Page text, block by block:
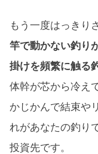
もう一度はっきり
竿で動かない釣り
掛けを頻繁に触る
体幹が芯から冷え
かじかんで結束や
れがあなたの釣り
投資先です。